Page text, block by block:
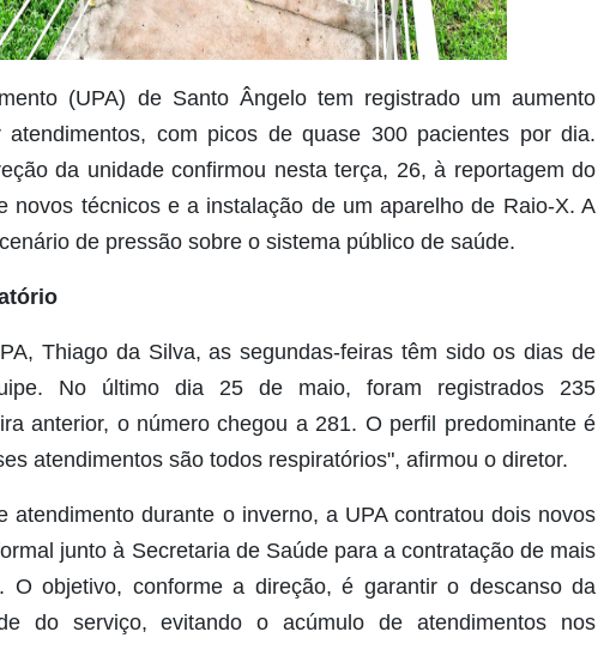
(UPA) de Santo Ângelo tem registrado um aumento
com picos de quase 300 pacientes por dia.
da unidade confirmou nesta terça, 26, à reportagem do
novos técnicos e a instalação de um aparelho de Raio-X. A
de pressão sobre o sistema público de saúde.
Thiago da Silva, as segundas-feiras têm sido os dias de
No último dia 25 de maio, foram registrados 235
anterior, o número chegou a 281. O perfil predominante é
atendimentos são todos respiratórios", afirmou o diretor.
atendimento durante o inverno, a UPA contratou dois novos
junto à Secretaria de Saúde para a contratação de mais
O objetivo, conforme a direção, é garantir o descanso da
do serviço, evitando o acúmulo de atendimentos nos